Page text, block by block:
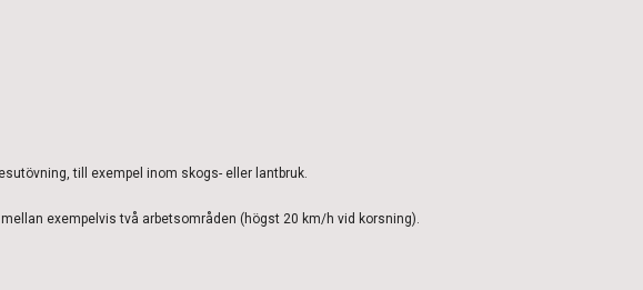
till exempel inom skogs- eller lantbruk.
exempelvis två arbetsområden (högst 20 km/h vid korsning).